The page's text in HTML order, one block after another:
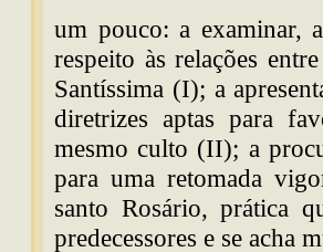
um pouco: a examinar,
respeito às relações
Santíssima (I); a
diretrizes aptas para
mesmo culto (II); a
para uma retomada
santo Rosário, prática
predecessores e se